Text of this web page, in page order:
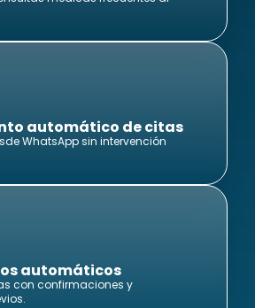
automático de citas
WhatsApp sin intervención
automáticos
con confirmaciones y